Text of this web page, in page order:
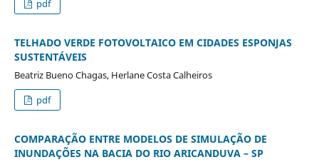
pdf
TELHADO VERDE FOTOVOLTAICO EM CIDADES ESPONJAS
SUSTENTÁVEIS
Beatriz Bueno Chagas, Herlane Costa Calheiros
pdf
COMPARAÇÃO ENTRE MODELOS DE SIMULAÇÃO DE
INUNDAÇÕES NA BACIA DO RIO ARICANDUVA – SP